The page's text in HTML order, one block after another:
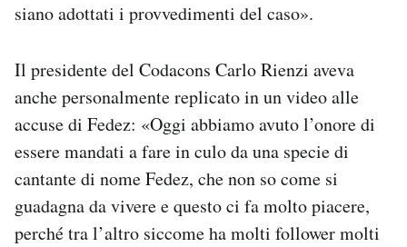
siano adottati i provvedimenti del caso».
Il presidente del Codacons Carlo Rienzi aveva
anche personalmente replicato in un video alle
accuse di Fedez: «Oggi abbiamo avuto l’onore di
essere mandati a fare in culo da una specie di
cantante di nome Fedez, che non so come si
guadagna da vivere e questo ci fa molto piacere,
perché tra l’altro siccome ha molti follower molti